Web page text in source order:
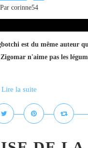
Par corinne54
est du même auteur
n'aime pas les
Lire la suite